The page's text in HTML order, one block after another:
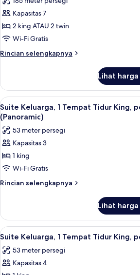
pemandangan
laut
foto
untuk
Apartemen
Panorama,
3
kamar
pemandangan
teluk
Kapasitas 7
2 king ATAU 2 twin
Wi-Fi Gratis
Rincian selengkapnya
Rincian
Apartemen
Panorama,
3
kamar
tidur,
pemandangan
teluk
Lihat
Lihat
semua
foto
untuk
Suite
Keluarga,
1
Tempat
pemandangan
teluk
(Panoramic)
Suite
4
Suite Keluarga, 1 Tempat Tidur King,
(Panoramic)
53 meter persegi
Kapasitas 3
1 king
Wi-Fi Gratis
Rincian selengkapnya
Rincian
Suite
Keluarga,
1
Tidur
King,
Lihat
Lihat
semua
foto
untuk
Suite
6
Suite Keluarga, 1 Tempat Tidur King,
53 meter persegi
Kapasitas 4